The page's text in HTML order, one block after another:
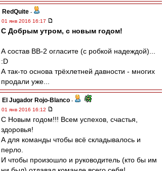
RedQuite -
01 янв 2016 16:17
С Добрым утром, с новым годом!
А состав ВВ-2 огласите (с робкой надеждой)...
:D
А так-то основа трёхлетней давности - многих
продали уже...
El Jugador Rojo-Blanco -
01 янв 2016 16:12
С Новым годом!!! Всем успехов, счастья,
здоровья!
А для команды чтобы всё складывалось и
перло.
И чтобы произошло и руководитель (кто бы им